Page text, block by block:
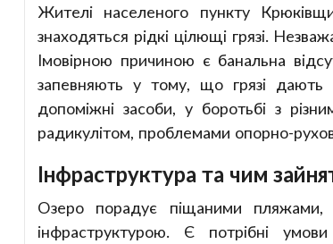
Жителі населеного пункту
знаходяться рідкі цілющі грязі.
Імовірною причиною є банальна
запевняють у тому, що грязі дають
допоміжні засоби, у боротьбі з
радикулітом, проблемами опорно-
Інфраструктура та чим
Озеро порадує піщаними
інфраструктурою. Є потрібні